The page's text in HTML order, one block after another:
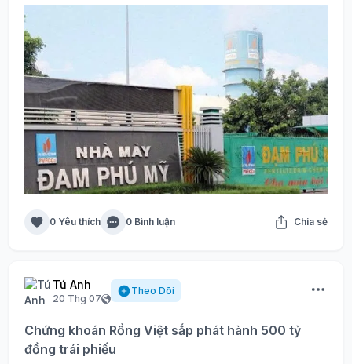
0 Yêu thích 0 Bình luận Chia sẻ
Tú Anh
20 Thg 07
Theo Dõi
Chứng khoán Rồng Việt sắp phát hành 500 tỷ
đồng trái phiếu